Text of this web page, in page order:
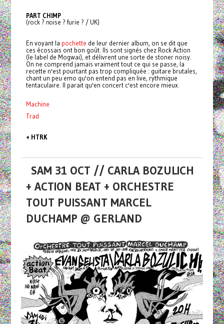
PART CHIMP
(rock ? noise ? furie ? / UK)
En voyant la pochette de leur dernier album, on se dit que
ces écossais ont bon goût. Ils sont signés chez Rock Action
(le label de Mogwai), et délivrent une sorte de stoner noisy.
On ne comprend jamais vraiment tout ce qui se passe, la
recette n'est pourtant pas trop compliquée : guitare brutales,
chant un peu emo qu'on entend pas en live, rythmique
tentaculaire. Il parait qu'en concert c'est encore mieux.
Machine
Trad
+ HTRK
SAM 31 OCT // CARLA BOZULICH
+ ACTION BEAT + ORCHESTRE
TOUT PUISSANT MARCEL
DUCHAMP @ GERLAND